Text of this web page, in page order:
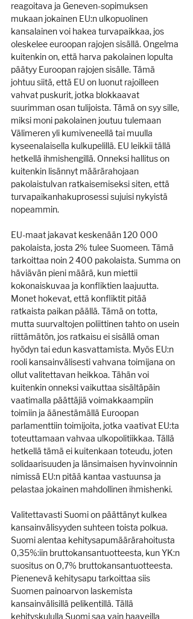
reagoitava ja Geneven-sopimuksen
mukaan jokainen EU:n ulkopuolinen
kansalainen voi hakea turvapaikkaa, jos
oleskelee euroopan rajojen sisällä. Ongelma
kuitenkin on, että harva pakolainen lopulta
päätyy Euroopan rajojen sisälle. Tämä
johtuu siitä, että EU on luonut rajoilleen
vahvat puskurit, jotka blokkaavat
suurimman osan tulijoista. Tämä on syy sille,
miksi moni pakolainen joutuu tulemaan
Välimeren yli kumiveneellä tai muulla
kyseenalaisella kulkupelillä. EU leikkii tällä
hetkellä ihmishengillä. Onneksi hallitus on
kuitenkin lisännyt määrärahojaan
pakolaistulvan ratkaisemiseksi siten, että
turvapaikanhakuprosessi sujuisi nykyistä
nopeammin.
EU-maat jakavat keskenään 120 000
pakolaista, josta 2% tulee Suomeen. Tämä
tarkoittaa noin 2 400 pakolaista. Summa on
häviävän pieni määrä, kun miettii
kokonaiskuvaa ja konfliktien laajuutta.
Monet hokevat, että konfliktit pitää
ratkaista paikan päällä. Tämä on totta,
mutta suurvaltojen poliittinen tahto on usein
riittämätön, jos ratkaisu ei sisällä oman
hyödyn tai edun kasvattamista. Myös EU:n
rooli kansainvälisesti vahvana toimijana on
ollut valitettavan heikkoa. Tähän voi
kuitenkin onneksi vaikuttaa sisältäpäin
vaatimalla päättäjiä voimakkaampiin
toimiin ja äänestämällä Euroopan
parlamenttiin toimijoita, jotka vaativat EU:ta
toteuttamaan vahvaa ulkopolitiikkaa. Tällä
hetkellä tämä ei kuitenkaan toteudu, joten
solidaarisuuden ja länsimaisen hyvinvoinnin
nimissä EU:n pitää kantaa vastuunsa ja
pelastaa jokainen mahdollinen ihmishenki.
Valitettavasti Suomi on päättänyt kulkea
kansainvälisyyden suhteen toista polkua.
Suomi alentaa kehitysapumäärärahoitusta
0,35%:iin bruttokansantuotteesta, kun YK:n
suositus on 0,7% bruttokansantuotteesta.
Pienenevä kehitysapu tarkoittaa siis
Suomen painoarvon laskemista
kansainvälisillä pelikentillä. Tällä
kehityskululla Suomi saa vain haaveilla